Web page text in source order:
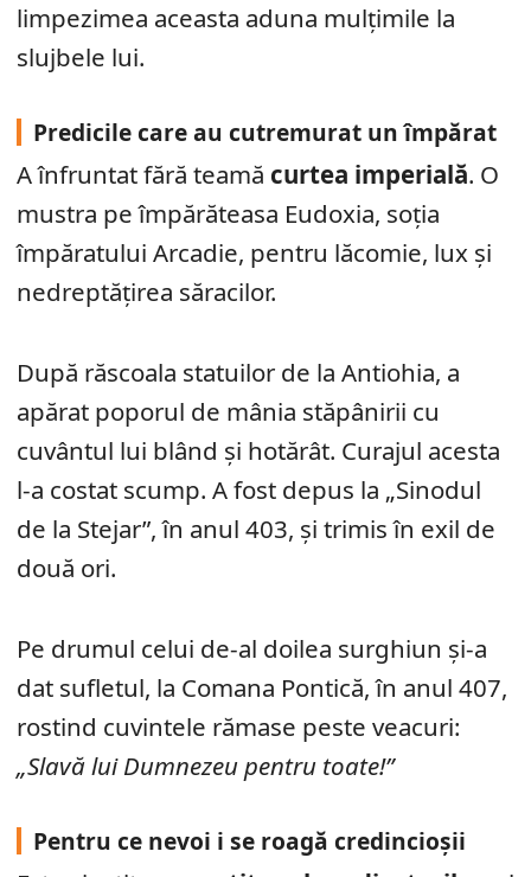
limpezimea aceasta aduna mulțimile la
slujbele lui.
Predicile care au cutremurat un împărat
A înfruntat fără teamă curtea imperială. O
mustra pe împărăteasa Eudoxia, soția
împăratului Arcadie, pentru lăcomie, lux și
nedreptățirea săracilor.
După răscoala statuilor de la Antiohia, a
apărat poporul de mânia stăpânirii cu
cuvântul lui blând și hotărât. Curajul acesta
l-a costat scump. A fost depus la „Sinodul
de la Stejar”, în anul 403, și trimis în exil de
două ori.
Pe drumul celui de-al doilea surghiun și-a
dat sufletul, la Comana Pontică, în anul 407,
rostind cuvintele rămase peste veacuri:
„Slavă lui Dumnezeu pentru toate!”
Pentru ce nevoi i se roagă credincioșii